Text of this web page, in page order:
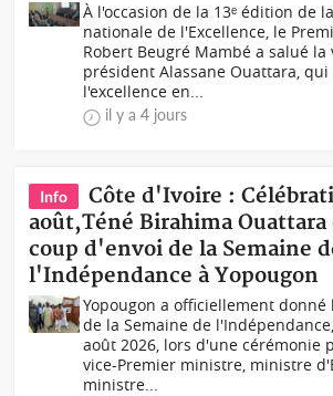
À l'occasion de la 13ᵉ édition de
nationale de l'Excellence, le
Robert Beugré Mambé a salué la
président Alassane Ouattara, qui
l'excellence en...
il y a 4 jours
Info
Côte d'Ivoire :
août,Téné Birahima
coup d'envoi de la Semaine
l'Indépendance à Yopougon
Yopougon a officiellement donné
de la Semaine de
août 2026, lors d'une cérémonie
vice-Premier ministre, ministre
ministre...